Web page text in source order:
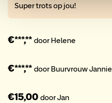
Super trots op jou!
€***,** door Helene
€***,** door Buurvrouw Jannie
€15,00 door Jan